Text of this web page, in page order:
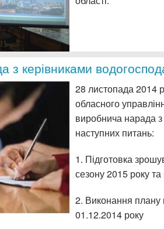
керівниками
28 листопада 2014
обласного
виробнича нарада
наступних питань:
1. Підготовка
сезону 2015 року
2. Виконання
01.12.2014 року